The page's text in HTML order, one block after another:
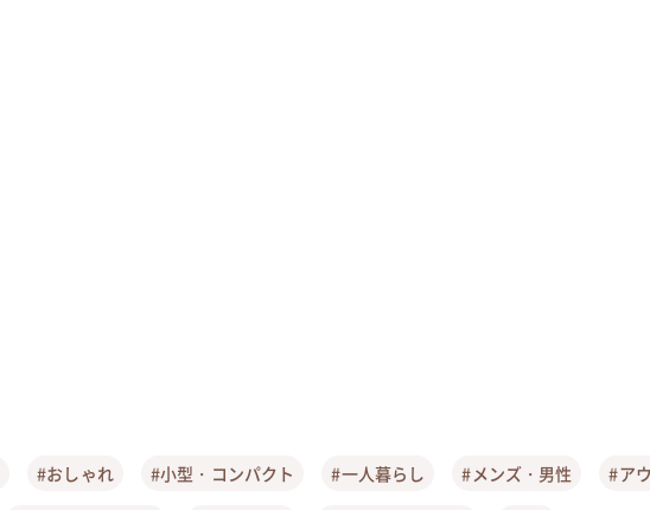
#おしゃれ #小型・コンパクト #一人暮らし #メンズ・男性 #ア